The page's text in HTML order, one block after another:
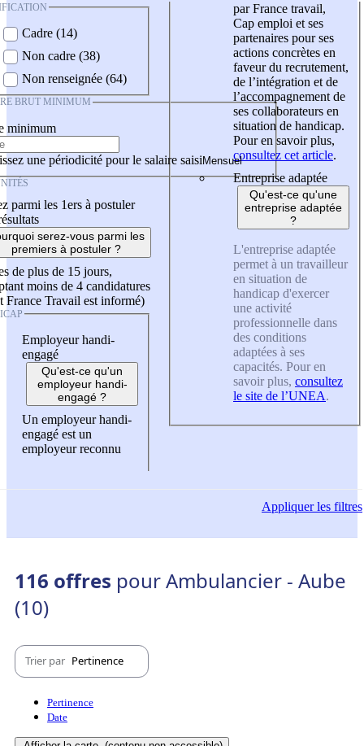
Cadre (14)
Non cadre (38)
Non renseignée (64)
BRUT MINIMUM
minimum
une périodicité pour le salaire saisi
parmi les 1ers à postuler
serez-vous parmi les
premiers à postuler ?
de plus de 15 jours,
moins de 4 candidatures
France Travail est informé)
Employeur handi-
engagé
Qu'est-ce qu'un
employeur handi-
engagé ?
Un employeur handi-
engagé est un
employeur reconnu
par France travail,
Cap emploi et ses
partenaires pour ses
actions concrètes en
faveur du recrutement,
de l’intégration et de
l’accompagnement de
ses collaborateurs en
situation de handicap.
Pour en savoir plus,
consultez cet article.
Entreprise adaptée
Qu'est-ce qu'une
entreprise adaptée
?
L'entreprise adaptée
permet à un travailleur
en situation de
handicap d'exercer
une activité
professionnelle dans
des conditions
adaptées à ses
capacités. Pour en
savoir plus, consultez
le site de l’UNEA.
Appliquerles filtres
116 offres pour Ambulancier - Aube
(10)
Trier par Pertinence
Pertinence
Date